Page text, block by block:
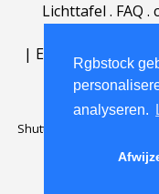
Rgbstock
analyseren.
Lichttafel . FAQ .
| English | Deutsch
Shutterstock official